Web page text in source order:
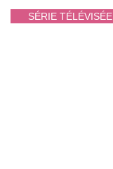
SÉRIE TÉLÉVISÉE